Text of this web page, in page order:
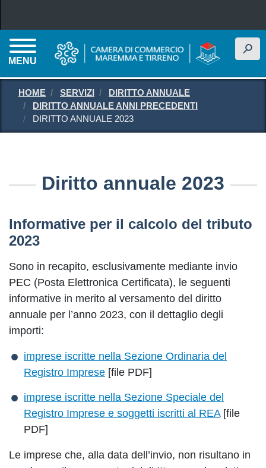
MENU
h
HOME SERVIZI
DIRITTO ANNUALE
DIRITTO ANNUALE ANNI PRECEDENTI
DIRITTO ANNUALE 2023
Diritto annuale 2023
Informative per il calcolo del tributo
2023
Sono in recapito, esclusivamente mediante invio
PEC (Posta Elettronica Certificata), le seguenti
informative in merito al versamento del diritto
annuale per l’anno 2023, con il dettaglio degli
importi:
imprese iscritte nella Sezione Ordinaria del
Registro Imprese [file PDF]
imprese iscritte nella Sezione Speciale del
Registro Imprese e soggetti iscritti al REA[file
PDF]
Le imprese che, alla data dell’invio, non risultano in